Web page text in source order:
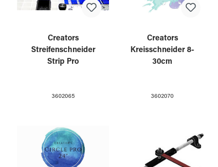
Creators
Streifenschneider
Strip Pro
3602065
Creators
Kreisschneider 8-
30cm
3602070